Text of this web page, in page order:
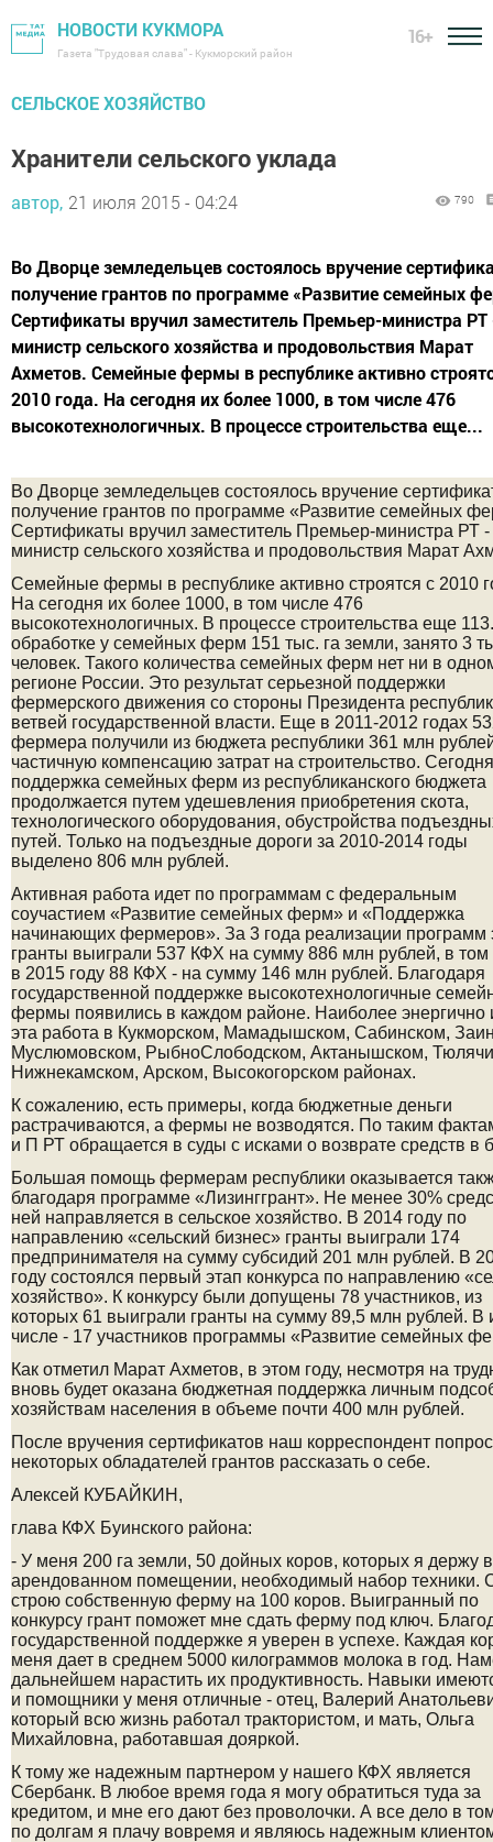
НОВОСТИ КУКМОРА
Газета "Трудовая слава" - Кукморский район
16+
СЕЛЬСКОЕ ХОЗЯЙСТВО
Хранители сельского уклада
автор, 21 июля 2015 - 04:24 790
Во Дворце земледельцев состоялось вручение­
получение грантов по программе «Развитие семейных
Сертификаты вручил заместитель Премьер-министра РТ
министр сельского хозяйства и продовольствия Марат
Ахметов. Семейные фермы в республике активно
2010 года. На сегодня их более 1000, в том числе 476
высокотехнологичных. В процессе строительства еще...
Во Дворце земледельцев состоялось вручение­
получение грантов по программе «Развитие семейных
Сертификаты вручил заместитель Премьер-министра РТ -
министр сельского хозяйства и продовольствия Марат
Семейные фермы в республике активно строятся с 2010
На сегодня их более 1000, в том числе 476
высокотехнологичных. В процессе строительства еще
обработке у семейных ферм 151 тыс. га земли, занято 3
человек. Такого количества семейных ферм нет ни в
регионе России. Это результат серьезной поддержки
фермерского движения со стороны Президента
ветвей государственной власти. Еще в 2011­-2012 годах
фермера получили из бюджета республики 361 млн
частичную компенсацию затрат на строительство. Сегодня
поддержка семейных ферм из республиканского бюджета
продолжается путем удешевления приобретения скота,
технологического оборудования, обустройства
путей. Только на подъездные дороги за 2010-­2014 годы
выделено 806 млн рублей.
Активная работа идет по программам с федеральным
соучастием «Развитие семейных ферм» и «Поддержка
начинающих фермеров». За 3 года реализации программ
гранты выиграли 537 КФХ на сумму 886 млн рублей, в том
в 2015 году­ 88 КФХ - на сумму 146 млн рублей. Благодаря
государст­венной поддержке высо­ко­технологич­ные
фер­мы появились в каждом районе. Наиболее энергично
эта работа в Кукморском, Мамадыш­ском, Сабинском,
Муслюмовском, Рыбно­Слободс­ком, Ак­танышском,
Нижнекамском, Арском, Высокогорском районах.
К сожалению, есть примеры, когда бюджетные деньги
растрачиваются, а фермы не возводятся. По таким
и П РТ обращается в суды с исками о возврате средств в
Большая помощь фермерам республики оказывается
благодаря программе «Лизинг­грант». Не менее 30%
ней направляется в сельское хозяйство. В 2014 году по
направлению «сельский бизнес» гранты выиграли 174
предпринимателя на сумму субсидий 201 млн рублей. В
году состоялся первый этап конкурса по направлению
хозяйство». К конкурсу были допущены 78 участников, из
которых 61 выиграли гранты на сумму 89,5 млн рублей. В
числе - 17 участников программы «Развитие семейных
Как отметил Марат Ахметов, в этом году, несмотря на
вновь будет оказана бюджетная поддержка личным
хозяйствам населения в объеме почти 400 млн рублей.
После вручения сертификатов наш корреспондент
некоторых обла­дателей­ грантов рассказать о себе.
Алексей КУБАЙКИН,
глава КФХ Буинского района:
- У меня 200 га земли, 50 дойных коров, которых я держу в
арендованном помещении, необходимый набор техники.
строю собственную ферму на 100 коров. Выигранный по
конкурсу грант поможет мне сдать ферму под ключ.
государственной поддержке я уверен в успехе. Каждая
меня дает в среднем 5000 килограммов молока в год.
дальнейшем нарастить их продуктивность. Навыки
и помощники у меня отличные - отец, Валерий
который всю жизнь работал трактористом, и мать, Ольга
Михайловна, работавшая дояркой.
К тому же надежным партнером у нашего КФХ является
Сбербанк. В любое время года я могу обратиться туда за
кредитом, и мне его дают без проволочки­. А все дело в
по долгам я плачу­ вовремя и являюсь надежным